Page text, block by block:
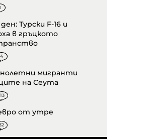
Турски F-16 и
в гръцкото
4
мигранти
на Сеута
13
от утре